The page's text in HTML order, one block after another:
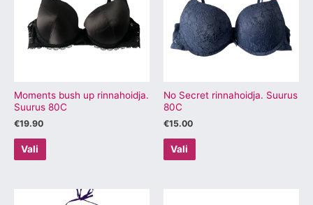
Moments bush up rinnahoidja.
Suurus 80C
€19.90
Vali
varianti.
Valikuid
tootelehel.
No Secret rinnahoidja. Suurus
80C
€15.00
Vali
mitu
varianti.
Valikuid
saab
tootelehel.